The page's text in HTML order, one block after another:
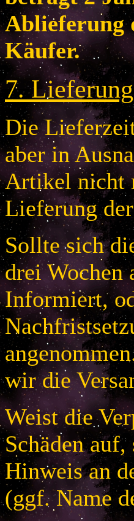
Ablieferung
Käufer.
7.Lieferung
Die
aber in
Artikel nicht
Lieferung
Sollte sich
drei Wochen
Informiert,
wir die
Weist die
Schäden
Hinweis an
(ggf. Name